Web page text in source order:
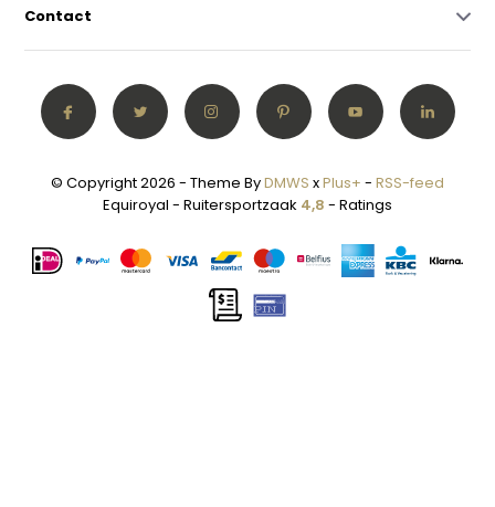
Contact
© Copyright 2026 - Theme ByDMWS xPlus+ - RSS-feed
Equiroyal - Ruitersportzaak 4,8 - Ratings